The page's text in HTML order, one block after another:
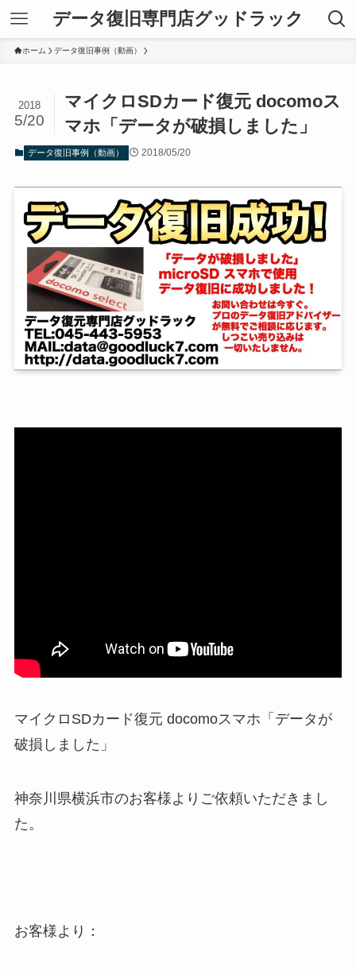
データ復旧専門店グッドラック
ホーム データ復旧事例（動画）
マイクロSDカード復元 docomoス
マホ「データが破損しました」
2018
5/20
データ復旧事例（動画） 2018/05/20
マイクロSDカード復元 docomoスマホ「データが
破損しました」
神奈川県横浜市のお客様よりご依頼いただきまし
た。
お客様より：